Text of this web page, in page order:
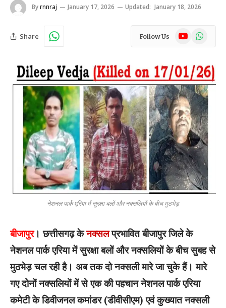
Byrnnraj January 17, 2026 Updated: January 18, 2026
Share Follow Us YouTubeWhatsApp
नेशनल पार्क एरिया में सुरक्षा बलों और नक्सलियों के बीच मुठभेड़
बीजापुर। छत्तीसगढ़ केनक्सलप्रभावित बीजापुर जिले के
नेशनल पार्क एरिया में सुरक्षा बलों और नक्सलियों के बीच सुबह से
मुठभेड़ चल रही है। अब तक दो नक्सली मारे जा चुके हैं। मारे
गए दोनों नक्सलियों में से एक की पहचान नेशनल पार्क एरिया
कमेटी के डिवीजनल कमांडर (डीवीसीएम) एवं कुख्यात नक्सली